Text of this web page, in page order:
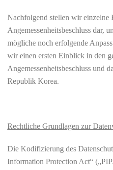
Nachfolgend stellen wir einzelne
Angemessenheitsbeschluss dar,
mögliche noch erfolgende
wir einen ersten Einblick in den
Angemessenheitsbeschluss und
Republik Korea.
Rechtliche Grundlagen zur
Die Kodifizierung des
Information Protection Act“